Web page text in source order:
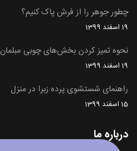
چطور جوهر را از فرش پاک کنیم؟
19 اسفند 1399
نحوه تمیز کردن بخش‌های چوبی مبلمان
19 اسفند 1399
راهنمای شستشوی پرده زبرا در منزل
15 اسفند 1399
درباره ما